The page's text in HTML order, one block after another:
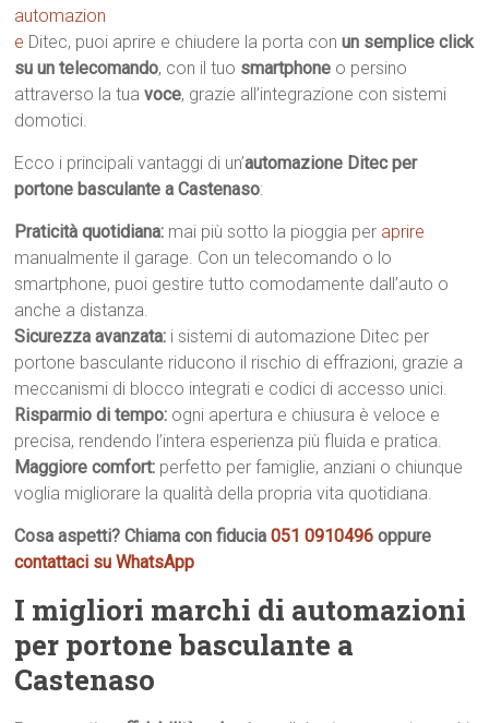
automazion
e Ditec, puoi aprire e chiudere la porta conun semplice click
su un telecomando, con il tuo smartphone o persino
attraverso la tuavoce, grazie all’integrazione con sistemi
domotici.
Ecco i principali vantaggi di un’automazione Ditec per
portone basculante a Castenaso:
Praticità quotidiana: mai più sotto la pioggia per aprire
manualmente il garage. Con un telecomando o lo
smartphone, puoi gestire tutto comodamente dall’auto o
anche a distanza.
Sicurezza avanzata: i sistemi di automazione Ditec per
portone basculante riducono il rischio di effrazioni, grazie a
meccanismi di blocco integrati e codici di accesso unici.
Risparmio di tempo: ogni apertura e chiusura è veloce e
precisa, rendendo l’intera esperienza più fluida e pratica.
Maggiore comfort: perfetto per famiglie, anziani o chiunque
voglia migliorare la qualità della propria vita quotidiana.
Cosa aspetti? Chiama con fiducia051 0910496 oppure
contattaci su WhatsApp
I migliori marchi di automazioni
per portone basculante a
Castenaso